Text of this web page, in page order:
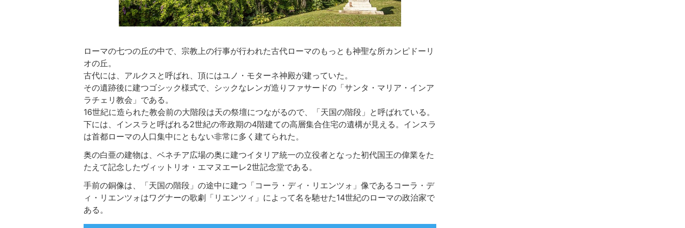
ローマの七つの丘の中で、宗教上の行事が行われた古代ローマのもっとも神聖な所カンピドーリ
オの丘。
古代には、アルクスと呼ばれ、頂にはユノ・モターネ神殿が建っていた。
その遺跡後に建つゴシック様式で、シックなレンガ造りファサードの「サンタ・マリア・インア
ラチェリ教会」である。
16世紀に造られた教会前の大階段は天の祭壇につながるので、「天国の階段」と呼ばれている。
下には、インスラと呼ばれる2世紀の帝政期の4階建ての高層集合住宅の遺構が見える。インスラ
は首都ローマの人口集中にともない非常に多く建てられた。
奥の白亜の建物は、ベネチア広場の奥に建つイタリア統一の立役者となった初代国王の偉業をた
たえて記念したヴィットリオ・エマヌエーレ2世記念堂である。
手前の銅像は、「天国の階段」の途中に建つ「コーラ・ディ・リエンツォ」像であるコーラ・デ
ィ・リエンツォはワグナーの歌劇「リエンツィ」によって名を馳せた14世紀のローマの政治家で
ある。